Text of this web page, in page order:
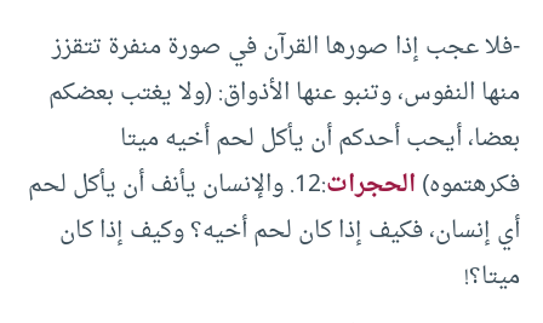
-فلا عجب إذا صورها القرآن في صورة منفرة تتقزز
منها النفوس، وتنبو عنها الأذواق: (ولا يغتب بعضكم
بعضا، أيحب أحدكم أن يأكل لحم أخيه ميتا
فكرهتموه)الحجرات
:12. والإنسان يأنف أن يأكل لحم
أي إنسان، فكيف إذا كان لحم أخيه؟ وكيف إذا كان
ميتا؟‍!